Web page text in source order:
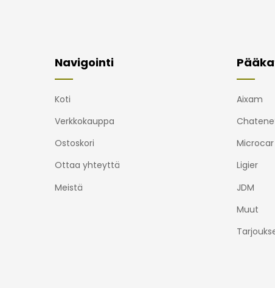
Navigointi
Koti
Verkkokauppa
Ostoskori
Ottaa yhteyttä
Meistä
Aixam
Microcar
Ligier
JDM
Muut